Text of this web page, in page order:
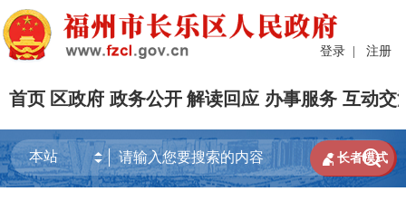
登录 | 注册
首页 区政府 政务公开 解读回应 办事服务 互动交

 长者模式